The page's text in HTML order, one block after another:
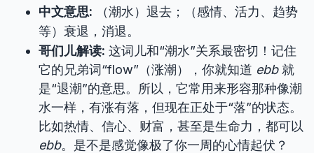
中文意思: （潮水）退去；（感情、活力、趋势
等）衰退，消退。
哥们儿解读: 这词儿和“潮水”关系最密切！记住
它的兄弟词“flow”（涨潮），你就知道 ebb就
是“退潮”的意思。所以，它常用来形容那种像潮
水一样，有涨有落，但现在正处于“落”的状态。
比如热情、信心、财富，甚至是生命力，都可以
ebb。是不是感觉像极了你一周的心情起伏？